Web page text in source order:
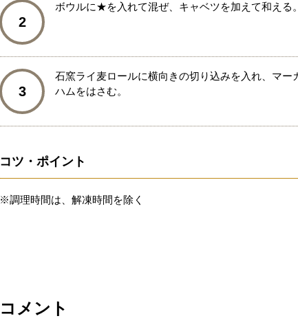
2
ボウルに★を入れて混ぜ、キャベツを加えて和える。
3
石窯ライ麦ロールに横向きの切り込みを入れ、マ
ハムをはさむ。
コツ・ポイント
※調理時間は、解凍時間を除く
コメント